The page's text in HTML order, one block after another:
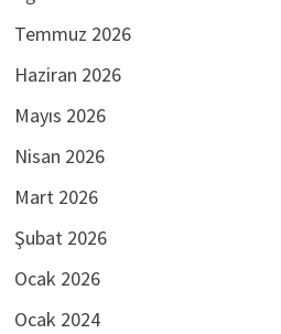
Temmuz 2026
Haziran 2026
Mayıs 2026
Nisan 2026
Mart 2026
Şubat 2026
Ocak 2026
Ocak 2024